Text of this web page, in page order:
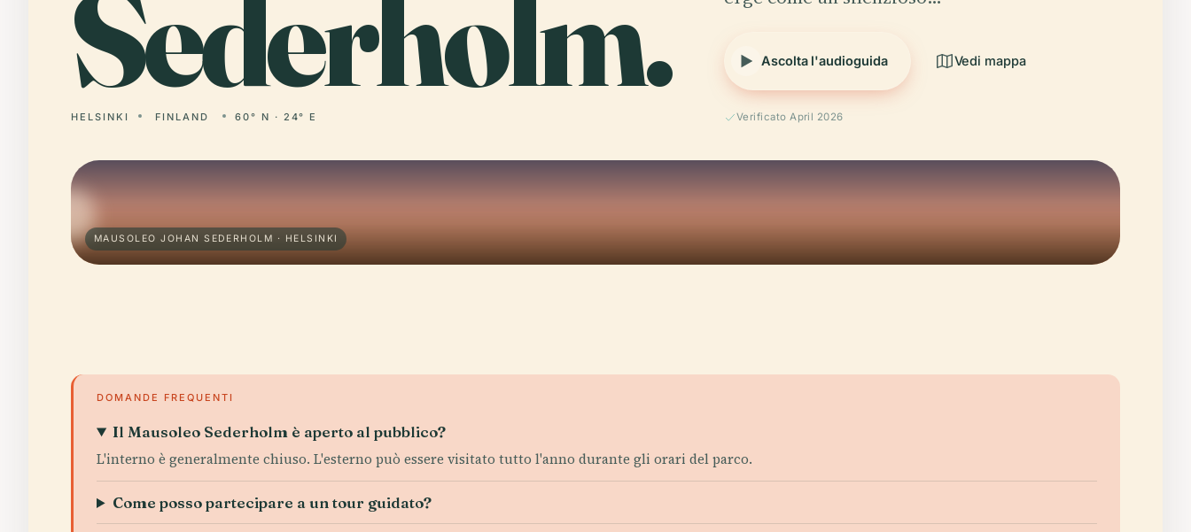
Sederholm.
HELSINKI FINLAND 60° N · 24° E
Ascolta l'audioguida Vedi mappa
Verificato April 2026
MAUSOLEO JOHAN SEDERHOLM · HELSINKI
DOMANDE FREQUENTI
Il Mausoleo Sederholm è aperto al pubblico?
L'interno è generalmente chiuso. L'esterno può essere visitato tutto l'anno durante gli orari del parco.
Come posso partecipare a un tour guidato?